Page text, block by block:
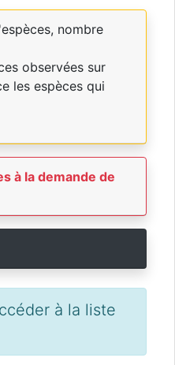
nombre
observées sur
les espèces qui
à la demande de
à la liste